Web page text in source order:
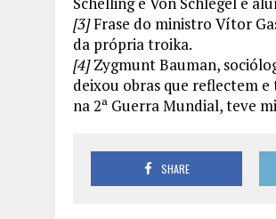
[3]Frase do ministro Vítor
da própria troika.
[4]Zygmunt Bauman,
deixou obras que reflectem
na 2ª Guerra Mundial, teve
SHARE